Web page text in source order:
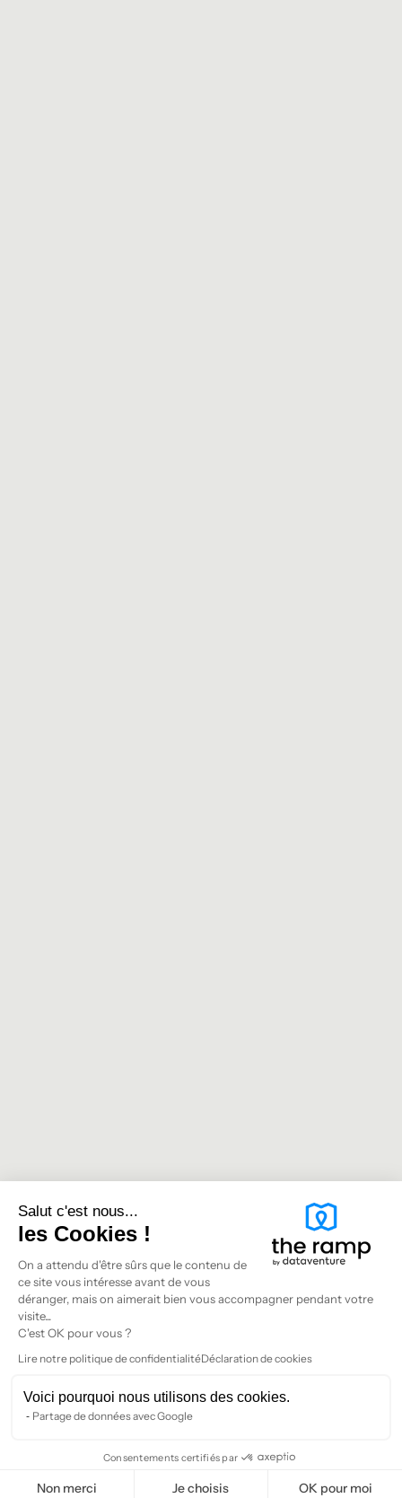
Salut c'est nous...
les Cookies !
On a attendu d'être sûrs que le contenu de
ce site vous intéresse avant de vous
déranger, mais on aimerait bien vous accompagner pendant votre
visite...
C'est OK pour vous ?
Lire notre politique de confidentialitéDéclaration de cookies
Voici pourquoi nous utilisons des cookies.
Partage de données avec Google
Consentements certifiés par
Non merci Je choisis OK pour moi